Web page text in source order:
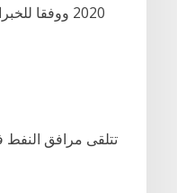
2020 ووفقا
تتلقى مرافق النفط